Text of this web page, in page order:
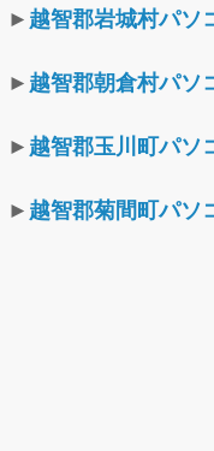
► 越智郡岩城村パソ
► 越智郡朝倉村パソ
► 越智郡玉川町パソ
► 越智郡菊間町パソ